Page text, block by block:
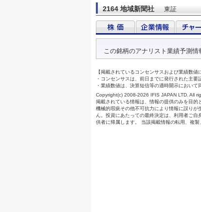
2164 地域新聞社 東証